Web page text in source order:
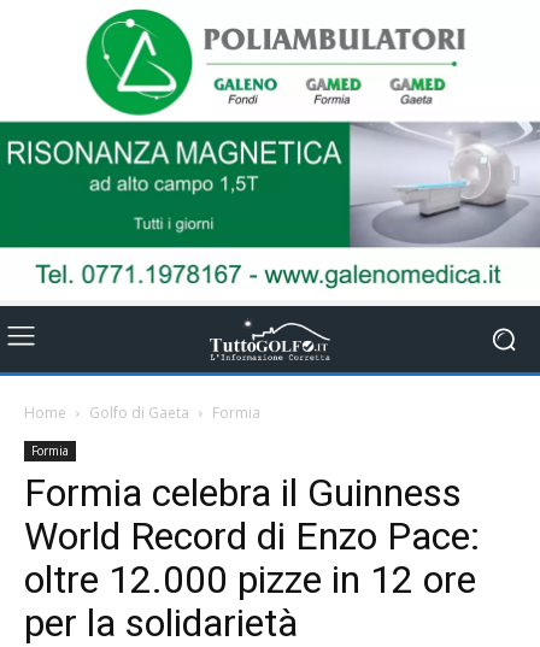
Home Golfo di Gaeta Formia
Formia
Formia celebra il Guinness
World Record di Enzo Pace:
oltre 12.000 pizze in 12 ore
per la solidarietà